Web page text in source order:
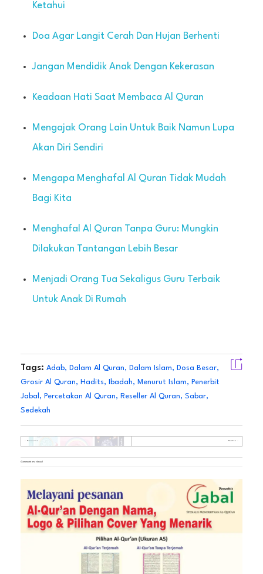
Ketahui
Doa Agar Langit Cerah Dan Hujan Berhenti
Jangan Mendidik Anak Dengan Kekerasan
Keadaan Hati Saat Membaca Al Quran
Mengajak Orang Lain Untuk Baik Namun Lupa
Akan Diri Sendiri
Mengapa Menghafal Al Quran Tidak Mudah
Bagi Kita
Menghafal Al Quran Tanpa Guru: Mungkin
Dilakukan Tantangan Lebih Besar
Menjadi Orang Tua Sekaligus Guru Terbaik
Untuk Anak Di Rumah
Tags: Adab, Dalam Al Quran, Dalam Islam, Dosa Besar,
Grosir Al Quran, Hadits, Ibadah, Menurut Islam, Penerbit
Jabal , Percetakan Al Quran, Reseller Al Quran, Sabar,
Sedekah
Previous Post Next Post
Comments are closed.